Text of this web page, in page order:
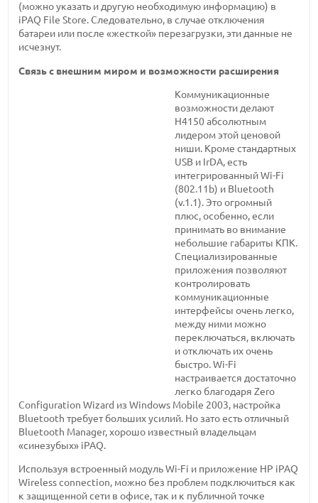
(можно указать и другую необходимую информацию) в
iPAQ File Store. Следовательно, в случае отключения
батареи или после «жесткой» перезагрузки, эти данные не
исчезнут.
Связь с внешним миром и возможности расширения
Коммуникационные
возможности делают
H4150 абсолютным
лидером этой ценовой
ниши. Кроме стандартных
USB и IrDA, есть
интегрированный Wi-Fi
(802.11b) и Bluetooth
(v.1.1). Это огромный
плюс, особенно, если
принимать во внимание
небольшие габариты КПК.
Специализированные
приложения позволяют
контролировать
коммуникационные
интерфейсы очень легко,
между ними можно
переключаться, включать
и отключать их очень
быстро. Wi-Fi
настраивается достаточно
легко благодаря Zero
Configuration Wizard из Windows Mobile 2003, настройка
Bluetooth требует больших усилий. Но зато есть отличный
Bluetooth Manager, хорошо известный владельцам
«синезубых» iPAQ.
Используя встроенный модуль Wi-Fi и приложение HP iPAQ
Wireless connection, можно без проблем подключиться как
к защищенной сети в офисе, так и к публичной точке